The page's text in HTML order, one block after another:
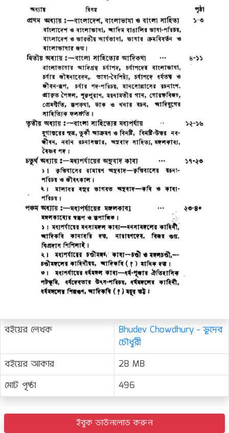
বইয়ের লেখক
Bhudev Chowdhury - ভূদেব
চৌধুরী
বইয়ের আকার
28 MB
মোট পৃষ্ঠা
496
ইবুক ডাউনলোড করুন